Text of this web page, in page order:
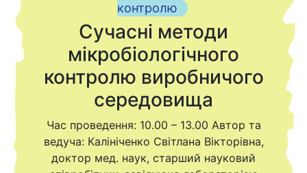
контролю
Сучасні методи
мікробіологічного
контролю виробничого
середовища
Час проведення: 10.00 – 13.00 Автор та
ведуча: Калініченко Світлана Вікторівна,
доктор мед. наук, старший науковий